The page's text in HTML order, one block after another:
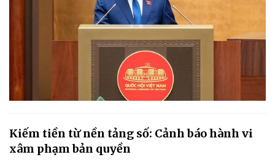
Kiếm tiền từ nền tảng số: Cảnh báo hành vi
xâm phạm bản quyền